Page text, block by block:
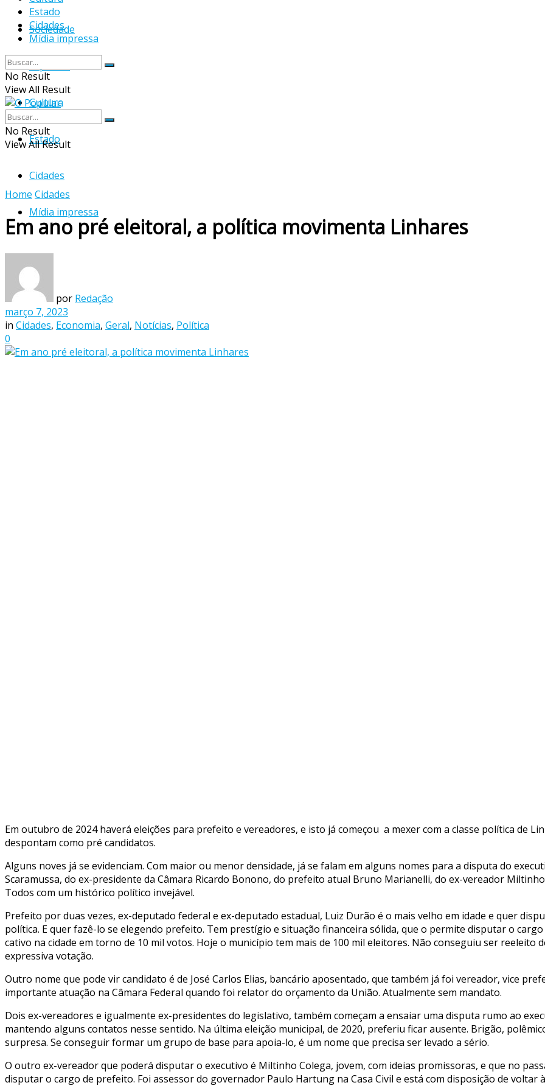
Sociedade
Esportes
Cultura
Estado
Cidades
Mídia impressa
Estado
Cidades
Mídia impressa
No Result
View All Result
No Result
View All Result
Home Cidades
Em ano pré eleitoral, a política movimenta Linhares
por Redação
março 7, 2023
in Cidades, Economia, Geral, Notícias, Política
0
Em outubro de 2024 haverá eleições para prefeito e vereadores, e isto já começou a mexer com a classe política de
despontam como pré candidatos.
Alguns noves já se evidenciam. Com maior ou menor densidade, já se falam em alguns nomes para a disputa do
Scaramussa, do ex-presidente da Câmara Ricardo Bonono, do prefeito atual Bruno Marianelli, do ex-vereador
Todos com um histórico político invejável.
Prefeito por duas vezes, ex-deputado federal e ex-deputado estadual, Luiz Durão é o mais velho em idade e quer
política. E quer fazê-lo se elegendo prefeito. Tem prestígio e situação financeira sólida, que o permite disputar o
cativo na cidade em torno de 10 mil votos. Hoje o município tem mais de 100 mil eleitores. Não conseguiu ser reeleito
expressiva votação.
Outro nome que pode vir candidato é de José Carlos Elias, bancário aposentado, que também já foi vereador, vice
importante atuação na Câmara Federal quando foi relator do orçamento da União. Atualmente sem mandato.
Dois ex-vereadores e igualmente ex-presidentes do legislativo, também começam a ensaiar uma disputa rumo ao
mantendo alguns contatos nesse sentido. Na última eleição municipal, de 2020, preferiu ficar ausente. Brigão,
surpresa. Se conseguir formar um grupo de base para apoia-lo, é um nome que precisa ser levado a sério.
O outro ex-vereador que poderá disputar o executivo é Miltinho Colega, jovem, com ideias promissoras, e que no
disputar o cargo de prefeito. Foi assessor do governador Paulo Hartung na Casa Civil e está com disposição de voltar